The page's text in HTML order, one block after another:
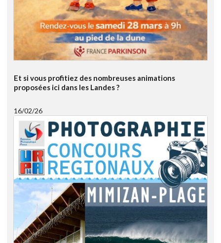
Et si vous profitiez des nombreuses animations
proposées ici dans les Landes ?
16/02/26